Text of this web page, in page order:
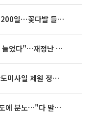
아옳이, 한의사 김형배와 벌써 200일⋯꽃다발 들고 "프러포즈 아냐"
추미애 "복지가 아니라 도민이 늘었다"…재정난 책임론 정면돌파
제원 정밀분석 중"
박문성, 축구협회 '성 접대' 보도에 분노…"다 말아먹으려고 작정했나"